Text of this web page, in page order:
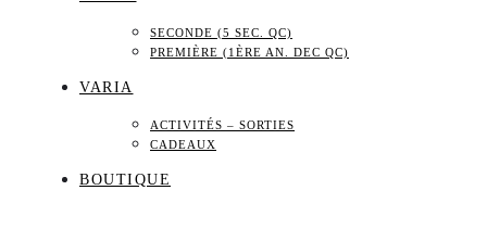
SECONDE (5 SEC. QC)
PREMIÈRE (1ÈRE AN. DEC QC)
VARIA
ACTIVITÉS – SORTIES
CADEAUX
BOUTIQUE